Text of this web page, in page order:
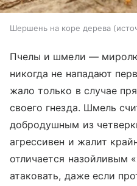
Шершень на коре дерева
Пчелы и шмели —
никогда не нападают
жало только в случае
своего гнезда. Шмель
добродушным из
агрессивен и жалит
отличается назойливым
атаковать, даже если